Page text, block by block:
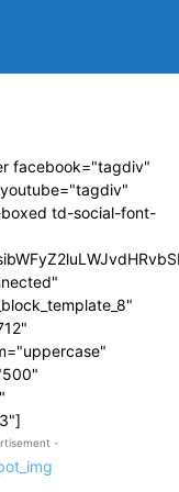
facebook="tagdiv"
td-social-font-
-